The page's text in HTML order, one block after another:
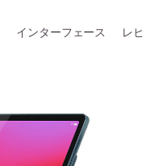
インターフェース レビ